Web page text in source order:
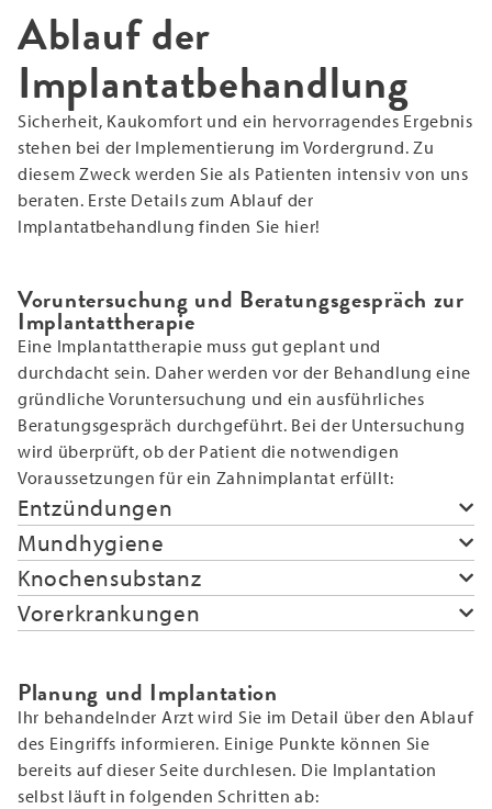
Ablauf der
Implantatbehandlung
Sicherheit, Kaukomfort und ein hervorragendes Ergebnis
stehen bei der Implementierung im Vordergrund. Zu
diesem Zweck werden Sie als Patienten intensiv von uns
beraten. Erste Details zum Ablauf der
Implantatbehandlung finden Sie hier!
Voruntersuchung und Beratungsgespräch zur
Implantattherapie
Eine Implantattherapie muss gut geplant und
durchdacht sein. Daher werden vor der Behandlung eine
gründliche Voruntersuchung und ein ausführliches
Beratungsgespräch durchgeführt. Bei der Untersuchung
wird überprüft, ob der Patient die notwendigen
Voraussetzungen für ein Zahnimplantat erfüllt:
Entzündungen
Mundhygiene
Knochensubstanz
Vorerkrankungen
Planung und Implantation
Ihr behandelnder Arzt wird Sie im Detail über den Ablauf
des Eingriffs informieren. Einige Punkte können Sie
bereits auf dieser Seite durchlesen. Die Implantation
selbst läuft in folgenden Schritten ab: